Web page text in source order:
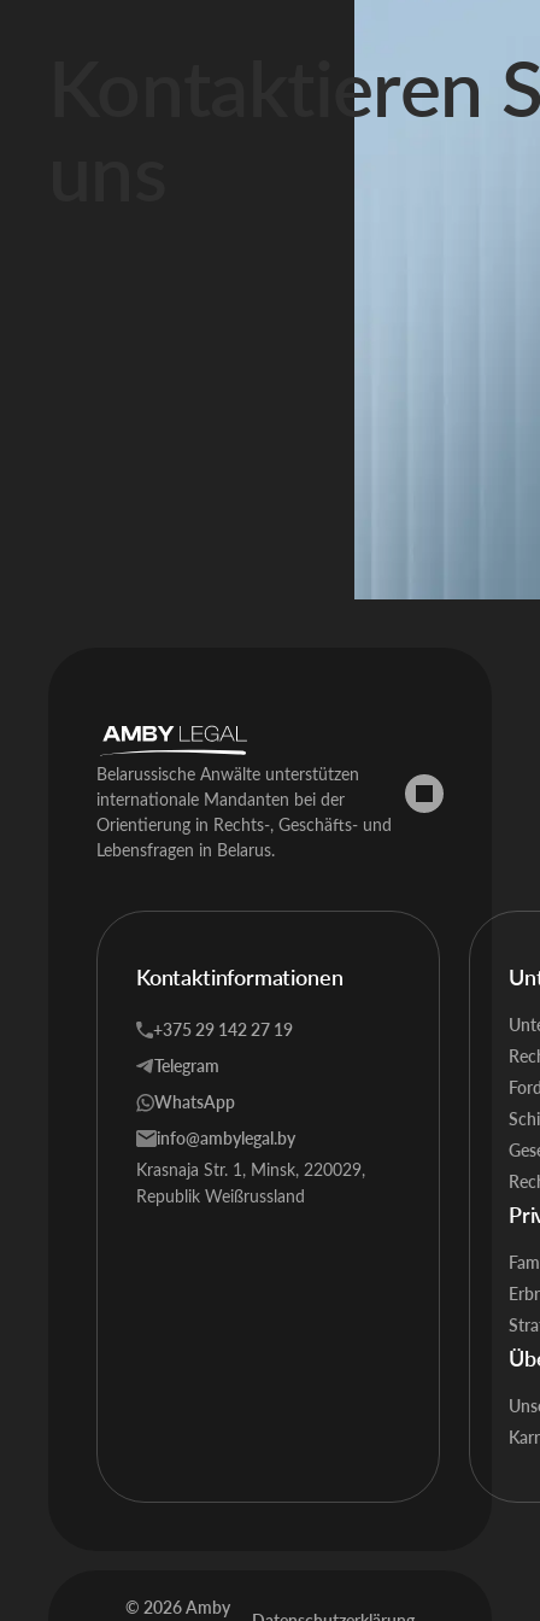
Kontaktieren
Belarussische Anwälte unterstützen
internationale Mandanten bei der
Orientierung in Rechts-, Geschäfts- und
Lebensfragen in Belarus.
Kontaktinformationen
+375 29 142 27 19
Telegram
WhatsApp
info@ambylegal.by
Krasnaja Str. 1, Minsk, 220029,
Republik Weißrussland
© 2026 Amby